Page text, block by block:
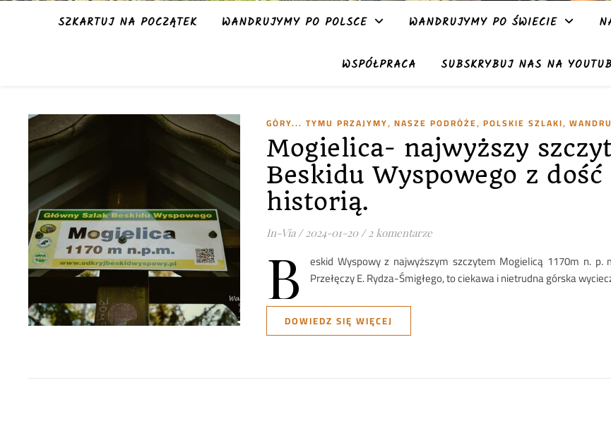
SZKARTUJ NA POCZĄTEK WANDRUJYMY PO POLSCE WANDRUJYMY PO ŚWIECIE
WSPÓŁPRACA SUBSKRYBUJ NAS NA
GÓRY... TYMU PRZAJYMY, NASZE PODRÓŻE, POLSKIE SZLAKI,
Mogielica- najwyższy szczyt
Beskidu Wyspowego z
historią.
In-Via / 2024-01-20 / 2 komentarze
B eskid Wyspowy z najwyższym szczytem Mogielicą 1170m n. p.
Przełęczy E. Rydza-Śmigłego, to ciekawa i nietrudna górska
DOWIEDZ SIĘ WIĘCEJ